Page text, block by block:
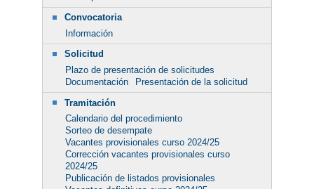
Convocatoria
Información
Solicitud
Plazo de presentación de solicitudes
Documentación
Presentación de la solicitud
Tramitación
Calendario del procedimiento
Sorteo de desempate
Vacantes provisionales curso 2024/25
Corrección vacantes provisionales curso
2024/25
Publicación de listados provisionales